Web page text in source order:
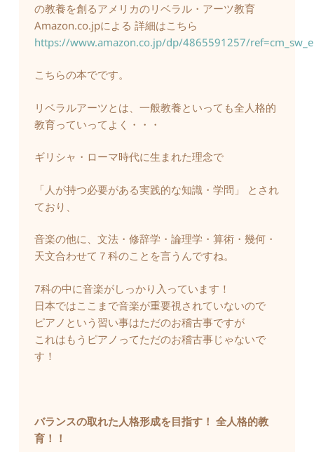
の教養を創るアメリカのリベラル・アーツ教育
Amazon.co.jpによる 詳細はこちら
https://www.amazon.co.jp/dp/4865591257/
こちらの本でです。
リベラルアーツとは、一般教養といっても全人格的
教育っていってよく・・・
ギリシャ・ローマ時代に生まれた理念で
「人が持つ必要がある実践的な知識・学問」 とされ
ており、
音楽の他に、文法・修辞学・論理学・算術・幾何・
天文合わせて７科のことを言うんですね。
7科の中に音楽がしっかり入っています！
日本ではここまで音楽が重要視されていないので
ピアノという習い事はただのお稽古事ですが
これはもうピアノってただのお稽古事じゃないで
す！
バランスの取れた人格形成を目指す！ 全人格的教
育！！